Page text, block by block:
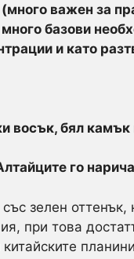
важен за
базови
и като
восък, бял
го
зелен
при това